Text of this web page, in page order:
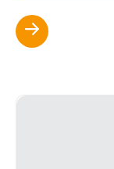
Scopri di più